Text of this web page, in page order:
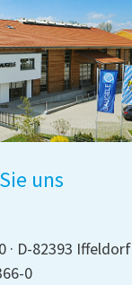
uns
D-82393 Iffeldorf
0